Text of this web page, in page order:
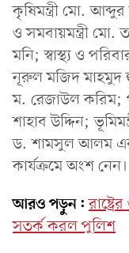
কৃষিমন্ত্রী মো.
ও সমবায়মন্ত্রী মো.
মনি; স্বাস্থ্য ও
নূরুল মজিদ মাহমুদ
ম. রেজাউল করিম;
শাহাব উদ্দিন;
ড. শামসুল আলম এবং
কার্যক্রমে অংশ নেন।
আরও পড়ুন:
সতর্ক করল পুলিশ